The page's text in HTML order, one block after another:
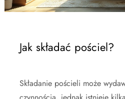
Jak składać pościel?
Składanie pościeli może